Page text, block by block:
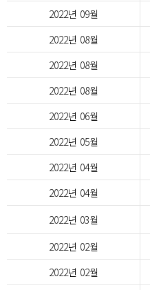
2022년 09월
2022년 08월
2022년 08월
2022년 08월
2022년 06월
2022년 05월
2022년 04월
2022년 04월
2022년 03월
2022년 02월
2022년 02월